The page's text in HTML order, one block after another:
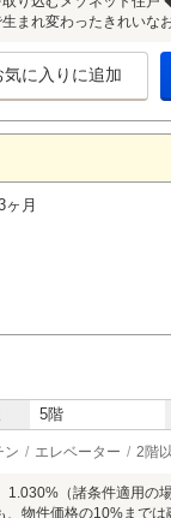
まれ変わったきれいな
気に入りに追加
ヶ月
5階
ン エレベーター 2階
（諸条件適用の
、物件価格の10%まで